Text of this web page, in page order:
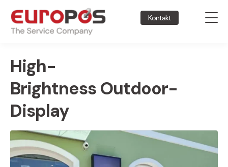
Kontakt
High-
Brightness Outdoor-
Display